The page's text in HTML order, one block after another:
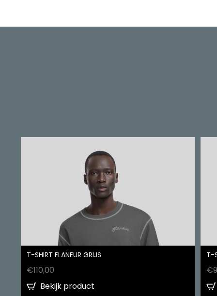
T-SHIRT FLANEUR GRIJS
€110,00
Bekijk product
T-
€